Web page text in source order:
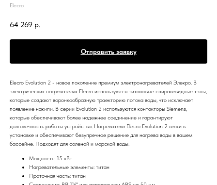
Elecro
64 269 р.
Отправить заявку
Elecro Evolution 2 - новое поколение премиум электронагревателей Элекро. В
электрических нагревателях Elecro используются титановые спиралевидные тэны,
которые создают воронкообразную траекторию потока воды, что исключает
появление накипи. В серии Evolution 2 используются контакторы Siemens,
которые обеспечивают более надежнее соединение и гарантируют
долговечность работы устройства. Нагреватели Elecro Evolution 2 легки в
установке и обеспечивают безупречное решение для нагрева воды в вашем
бассейне. Подходят для соленой и морской воды.
Мощность: 15 кВт
Нагревательные элементы: титан
Проточная часть: титан